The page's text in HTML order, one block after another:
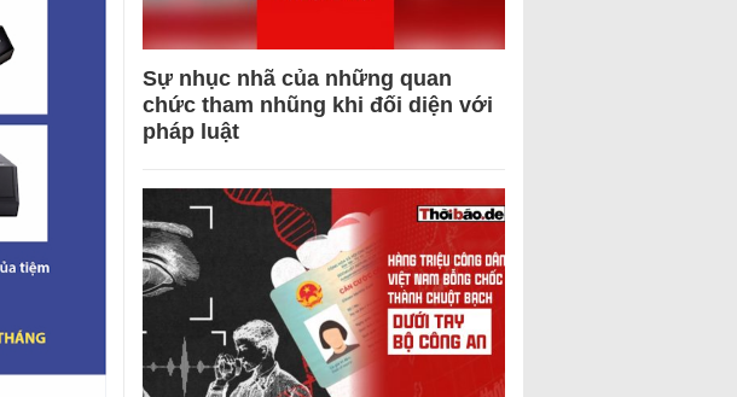
Sự nhục nhã của những quan
chức tham nhũng khi đối diện với
pháp luật